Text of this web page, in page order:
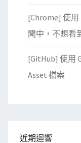
[Chrome] 使
聞中，不想看
[GitHub] 使用
Asset 檔案
近期迴響